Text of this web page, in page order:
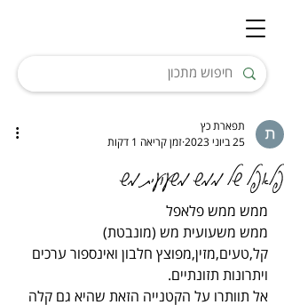
פלאפל של ממש משעועית מש
תפארת כץ
25 ביוני 2023
זמן קריאה 1 דקות
ממש ממש פלאפל
ממש משעועית מש (מונבטת)
קל,טעים,מזין,מפוצץ חלבון ואינספור ערכים
ויתרונות תזונתיים.
אל תוותרו על הקטנייה הזאת שהיא גם קלה